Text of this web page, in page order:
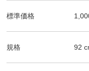
標準価格
規格 92